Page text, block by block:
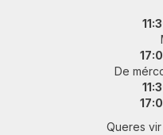
De
Queres